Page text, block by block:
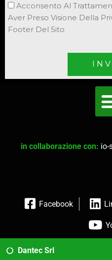
Acconsento Al
Aver Preso Visione Della
Footer Del Sito
I N V
in collaborazione con: io-
Facebook
Dantec Srl